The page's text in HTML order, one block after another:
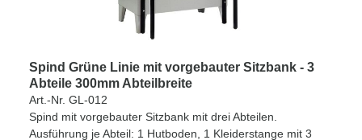
Spind Grüne Linie mit vorgebauter Sitzbank - 3
Abteile 300mm Abteilbreite
Art.-Nr. GL-012
Spind mit vorgebauter Sitzbank mit drei Abteilen.
Ausführung je Abteil: 1 Hutboden, 1 Kleiderstange mit 3